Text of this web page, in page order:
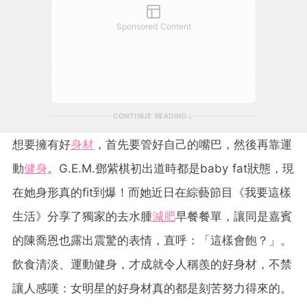
Sponsored Content
CONTINUE READING
想要擁有好身材 ，首先要管好自己的嘴巴，然後再靠運
動健身。G.E.M.鄧紫棋初出道時都是baby fat狀態，現
在她身形真的fit到爆！而她近日在綜藝節目《我要這樣
生活》分享了獨家的去水腫減肥早餐餐單，讓同是嘉賓
的陳喬恩也露出震驚的表情，直呼：「這樣會飽？」。
飲食清淡、運動健身，才成就令人稱羨的好身材，不禁
讓人感嘆：女明星的好身材真的都是刻苦努力得來的。